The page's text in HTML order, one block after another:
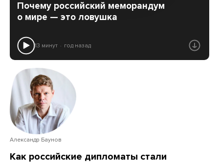
Почему российский меморандум
о мире — это ловушка
13 минут год назад
Александр Баунов
Как российские дипломаты стали